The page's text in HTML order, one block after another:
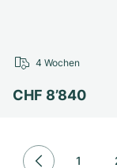
CHF 8’840
4 Wochen
1